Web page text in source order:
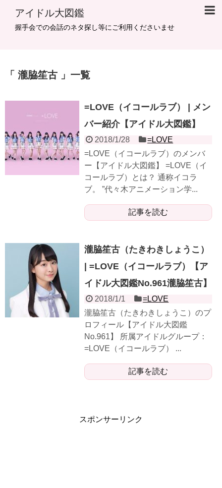
アイドル大図鑑
握手会での会話のネタ探し等にご利用くださいませ
瀧脇笙古 一覧
=LOVE（イコールラブ） | メン
バー紹介【アイドル大図鑑】
2018/1/28
=LOVE
=LOVE（イコールラブ）のメンバ
ー【アイドル大図鑑】 =LOVE（イ
コールラブ）とは？ 通称イコラ
ブ。 ”代々木アニメーション学...
記事を読む
瀧脇笙古（たきわきしょうこ）
| =LOVE（イコールラブ）【ア
イドル大図鑑No.961瀧脇笙古】
2018/1/1
=LOVE
​​​​瀧脇笙古（たきわきしょうこ）のプ
ロフィール【アイドル大図鑑
No.961】 所属アイドルグループ：
=LOVE（イコールラブ） ...
記事を読む
スポンサーリンク